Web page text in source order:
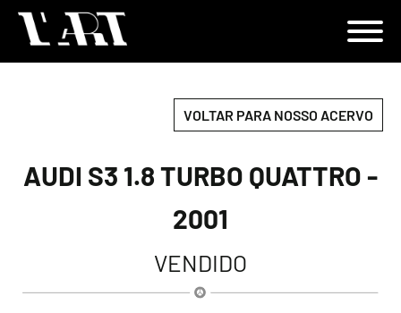
VOLTAR PARA NOSSO ACERVO
AUDI S3 1.8 TURBO QUATTRO -
2001
VENDIDO